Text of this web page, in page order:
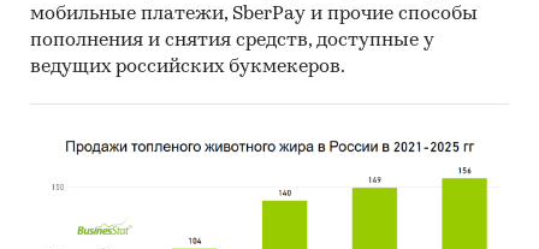
Мониторинг документов: в качестве
основных методов анализа данных выступают
так называемые (1) Традиционный
(качественный) контент-анализ интервью и
документов и (2) Квантитативный
пакетов программ, к которым имеет доступ
наше агентство.
мобильные платежи, SberPay и прочие способы
пополнения и снятия средств, доступные у
ведущих российских букмекеров.